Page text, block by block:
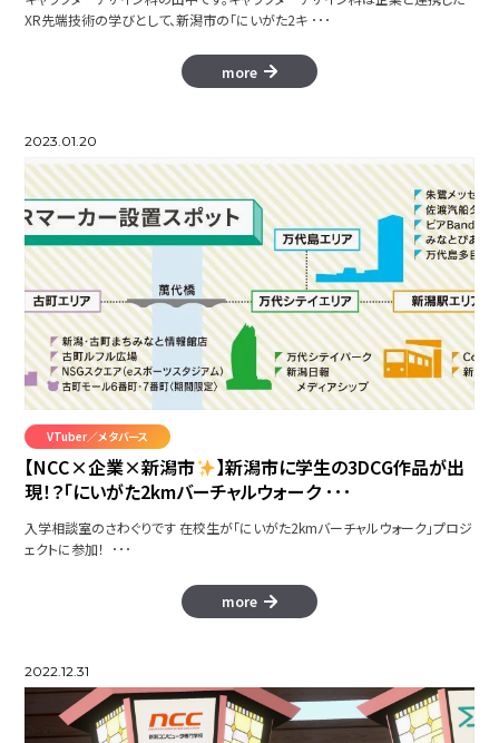
XR先端技術の学びとして、新潟市の「にいがた2キ ･･･
more
2023.01.20
VTuber／メタバース
【NCC×企業×新潟市
】新潟市に学生の3DCG作品が出
現！？「にいがた2kmバーチャルウォーク ･･･
入学相談室のさわぐりです 在校生が「にいがた2kmバーチャルウォーク」プロジ
ェクトに参加！ ･･･
more
2022.12.31